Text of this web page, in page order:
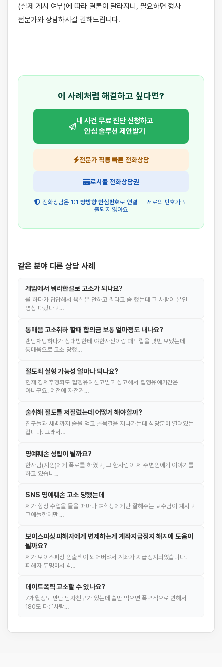
(실제 게시 여부)에 따라 결론이 달라지니, 필요하면 형사
전문가와 상담하시길 권해드립니다.
이 사례처럼 해결하고 싶다면?
내 사건 무료 진단 신청하고
안심 솔루션 제안받기
전문가 직통 빠른 전화상담
로시콜 전화상담권
전화상담은 1:1 양방향 안심번호로 연결 — 서로의 번호가 노
출되지 않아요
같은 분야 다른 상담 사례
게임에서 뭐라한걸로 고소가 되나요?
롤 하다가 답답해서 욕설은 안하고 뭐라고 좀 했는데 그 사람이 본인
영상 따놨다고…
통매음 고소취하 할때 합의금 보통 얼마정도 내나요?
랜덤채팅하다가 상대방한테 야한사진이랑 패드립을 몇번 보냈는데
통매음으로 고소 당했…
절도죄 실형 가능성 얼마나 되나요?
현재 강제추행죄로 집행유예선고받고 상고해서 집행유예기간은
아니구요. 예전에 자전거…
술취해 절도를 저질렀는데 어떻게 해야할까?
친구들과 새벽까지 술을 먹고 골목길을 지나가는데 식당문이 열려있는
겁니다. 그래서…
명예훼손 성립이 될까요?
한사람(지인)에게 폭로를 하였고, 그 한사람이 제 주변인에게 이야기를
하고 있습니…
SNS 명예훼손 고소 당했는데
제가 항상 수업을 들을 때마다 여학생에게만 잘해주는 교수님이 계시고
그애들한테만 …
보이스피싱 피해자에게 변제하는게 계좌지급정지 해지에 도움이
될까요?
제가 보이스피싱 인출책이 되어버려서 계좌가 지급정지되었습니다.
피해자 두명이서 4…
데이트폭력 고소할 수 있나요?
7개월정도 만난 남자친구가 있는데 술만 먹으면 폭력적으로 변해서
180도 다른사람…